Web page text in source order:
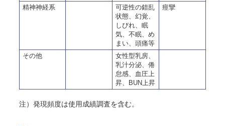
精神神経系
可逆性の錯乱
状態、幻覚、
しびれ、眠
気、不眠、め
まい、頭痛等
痙攣
その他
女性型乳房、
乳汁分泌、倦
怠感、血圧上
昇、BUN上昇
注）発現頻度は使用成績調査を含む。